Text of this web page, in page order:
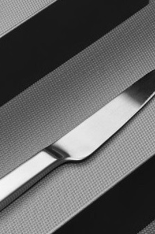
1 метра, по возможности,
одним куском необходимой
раскрой с минимальным
избежать их.
при покупке полного